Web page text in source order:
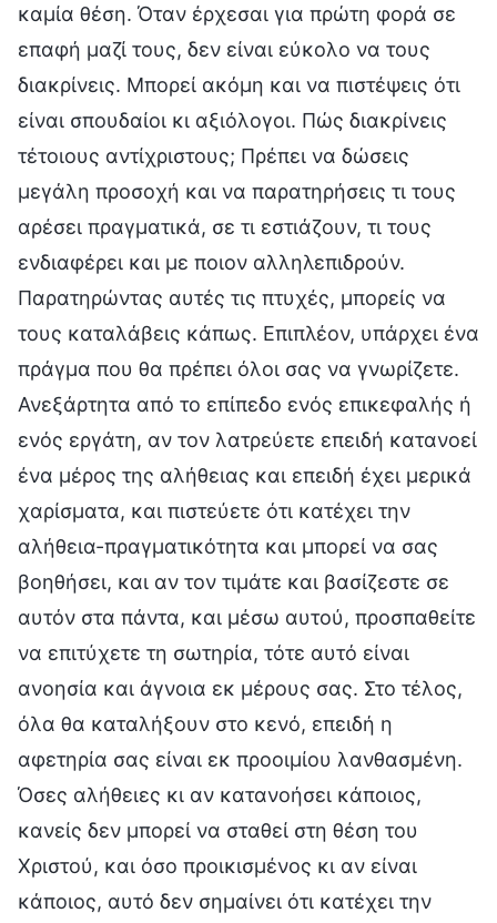
καμία θέση. Όταν έρχεσαι για πρώτη φορά σε
επαφή μαζί τους, δεν είναι εύκολο να τους
διακρίνεις. Μπορεί ακόμη και να πιστέψεις ότι
είναι σπουδαίοι κι αξιόλογοι. Πώς διακρίνεις
τέτοιους αντίχριστους; Πρέπει να δώσεις
μεγάλη προσοχή και να παρατηρήσεις τι τους
αρέσει πραγματικά, σε τι εστιάζουν, τι τους
ενδιαφέρει και με ποιον αλληλεπιδρούν.
Παρατηρώντας αυτές τις πτυχές, μπορείς να
τους καταλάβεις κάπως. Επιπλέον, υπάρχει ένα
πράγμα που θα πρέπει όλοι σας να γνωρίζετε.
Ανεξάρτητα από το επίπεδο ενός επικεφαλής ή
ενός εργάτη, αν τον λατρεύετε επειδή κατανοεί
ένα μέρος της αλήθειας και επειδή έχει μερικά
χαρίσματα, και πιστεύετε ότι κατέχει την
αλήθεια-πραγματικότητα και μπορεί να σας
βοηθήσει, και αν τον τιμάτε και βασίζεστε σε
αυτόν στα πάντα, και μέσω αυτού, προσπαθείτε
να επιτύχετε τη σωτηρία, τότε αυτό είναι
ανοησία και άγνοια εκ μέρους σας. Στο τέλος,
όλα θα καταλήξουν στο κενό, επειδή η
αφετηρία σας είναι εκ προοιμίου λανθασμένη.
Όσες αλήθειες κι αν κατανοήσει κάποιος,
κανείς δεν μπορεί να σταθεί στη θέση του
Χριστού, και όσο προικισμένος κι αν είναι
κάποιος, αυτό δεν σημαίνει ότι κατέχει την